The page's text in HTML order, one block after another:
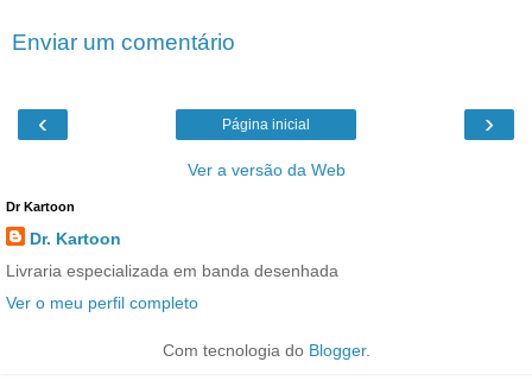
Enviar um comentário
‹ ›
Página inicial
Ver a versão da Web
Dr Kartoon
Dr. Kartoon
Livraria especializada em banda desenhada
Ver o meu perfil completo
Com tecnologia do Blogger.